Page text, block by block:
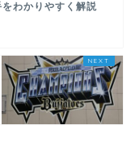
わかりやすく解説